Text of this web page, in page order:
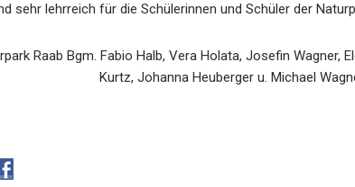
sehr lehrreich für die Schülerinnen und Schüler der
Raab Bgm. Fabio Halb, Vera Holata, Josefin Wagner,
Kurtz, Johanna Heuberger u. Michael